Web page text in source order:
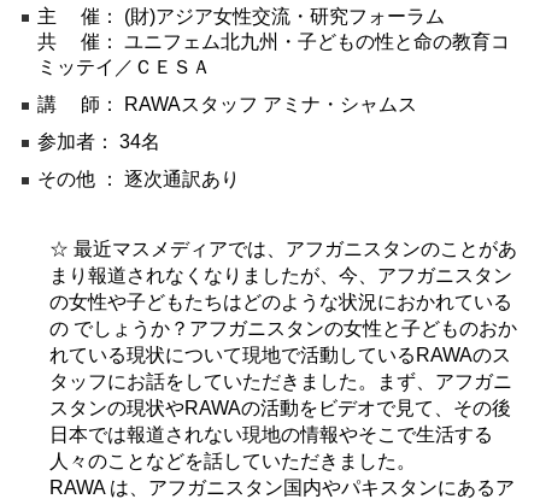
教育
国際交流
ジェンダー
持続可能な開発
人権
その他
主 催： (財)アジア女性交流・研究フォーラム
共 催： ユニフェム北九州・子どもの性と命の教育コ
ミッテイ／ＣＥＳＡ
講 師： RAWAスタッフ アミナ・シャムス
参加者： 34名
その他 ： 逐次通訳あり
☆ 最近マスメディアでは、アフガニスタンのことがあ
まり報道されなくなりましたが、今、アフガニスタン
の女性や子どもたちはどのような状況におかれている
の でしょうか？アフガニスタンの女性と子どものおか
れている現状について現地で活動しているRAWAのス
タッフにお話をしていただきました。まず、アフガニ
スタンの現状やRAWAの活動をビデオで見て、その後
日本では報道されない現地の情報やそこで生活する
人々のことなどを話していただきました。
RAWA は、アフガニスタン国内やパキスタンにあるア